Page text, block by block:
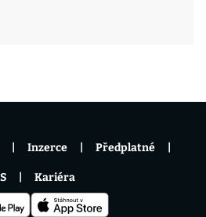
Inzerce Předplatné
Kariéra